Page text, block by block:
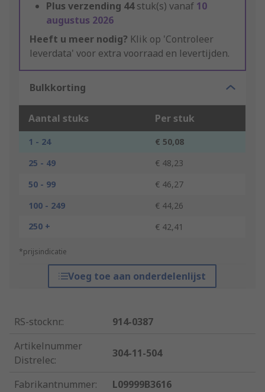
Plus verzending 44stuk(s) vanaf 10
augustus 2026
Heeft u meer nodig? Klik op 'Controleer
leverdata' voor extra voorraad en levertijden.
Bulkkorting
Aantal stuks Per stuk
1 - 24
€ 50,08
25 - 49
€ 48,23
50 - 99
€ 46,27
100 - 249
€ 44,26
250 +
€ 42,41
*prijsindicatie
Voeg toe aan onderdelenlijst
RS-stocknr.:
914-0387
Artikelnummer
Distrelec:
304-11-504
Fabrikantnummer:
L09999B3616